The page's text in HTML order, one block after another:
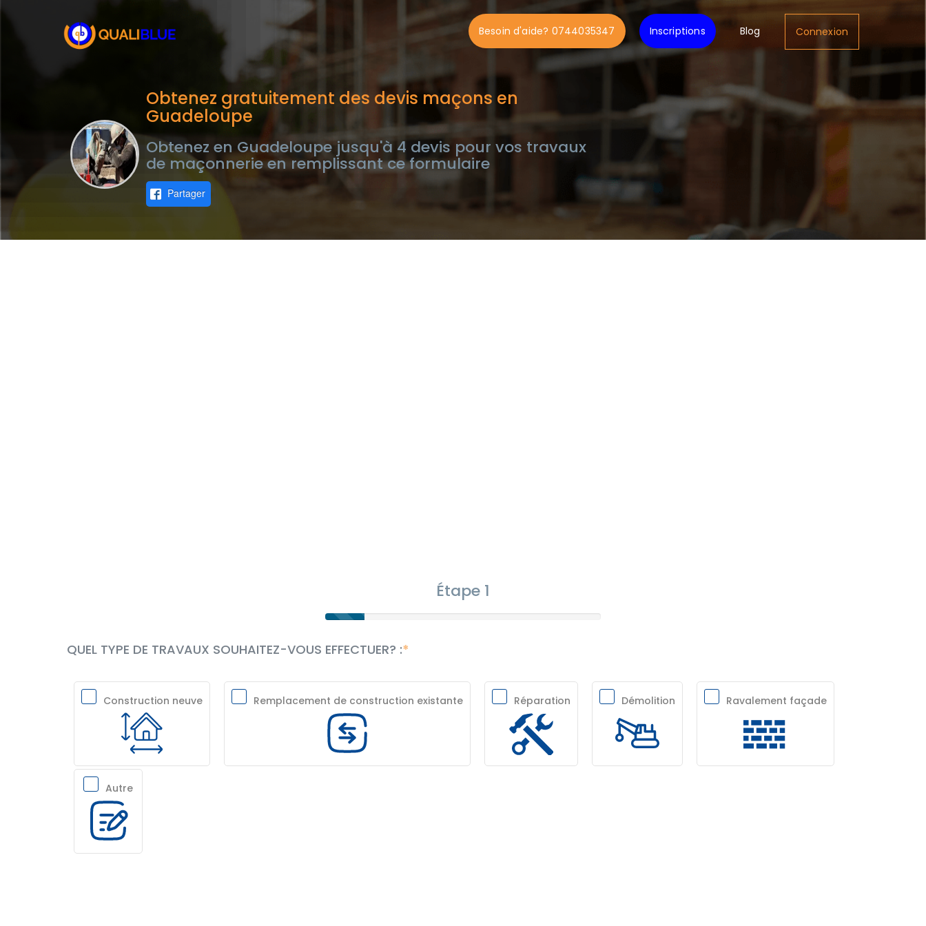
Besoin d'aide? 0744035347 Inscriptions Blog Connexion
Obtenez gratuitement des devis maçons en
Guadeloupe
Obtenez en Guadeloupe jusqu'à 4 devis pour vos travaux
de maçonnerie en remplissant ce formulaire
Partager
Étape 1
QUEL TYPE DE TRAVAUX SOUHAITEZ-VOUS EFFECTUER? :
Construction neuve Remplacement de construction existante Réparation Démolition Ravalement façade
Autre